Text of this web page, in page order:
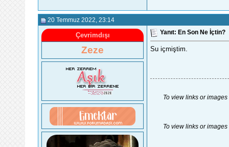
20 Temmuz 2022 , 23:14
Çevrimdışı
Zeze
Yanıt: En Son Ne İçtin?
Su içmiştim.
To view links or
To view links or